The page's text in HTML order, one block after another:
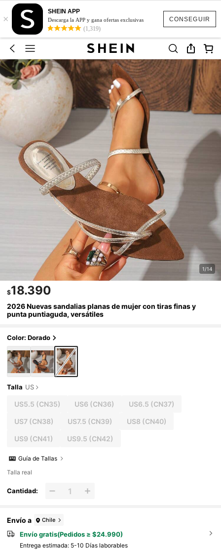
CONSEGUIR
×
SHEIN APP
Descarga la APP y gana ofertas exclusivas
(1,319)
1/14
$18.390
2026 Nuevas sandalias planas de mujer con tiras finas y
punta puntiaguda, versátiles
Color: Dorado
Talla US
US5.5 (CN35) US6 (CN36) US6.5 (CN37)
US7(CN38) US7.5 (CN39) US8 (CN40)
US9 (CN41) US9.5 (CN42)
Guía de Tallas
Talla real
Cantidad:
Envío a Chile
Envío gratis(Pedidos ≥ $24.990)
Entrega estimada: 5-10 Días laborables